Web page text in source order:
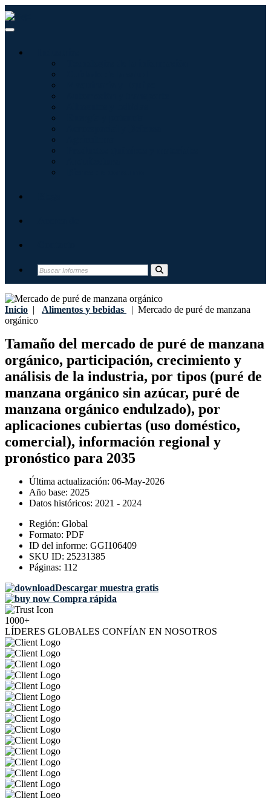
Inicio | Alimentos y bebidas | Mercado de puré de manzana
orgánico
Tamaño del mercado de puré de manzana
orgánico, participación, crecimiento y
análisis de la industria, por tipos (puré de
manzana orgánico sin azúcar, puré de
manzana orgánico endulzado), por
aplicaciones cubiertas (uso doméstico,
comercial), información regional y
pronóstico para 2035
Última actualización: 06-May-2026
Año base: 2025
Datos históricos: 2021 - 2024
Región: Global
Formato: PDF
ID del informe: GGI106409
SKU ID: 25231385
Páginas: 112
Descargar muestra gratis
Compra rápida
1000+
LÍDERES GLOBALES CONFÍAN EN NOSOTROS